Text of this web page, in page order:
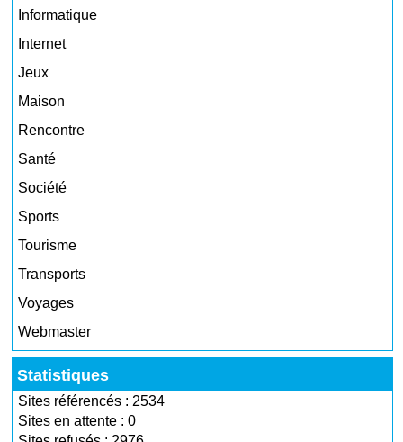
Informatique
Internet
Jeux
Maison
Rencontre
Santé
Société
Sports
Tourisme
Transports
Voyages
Webmaster
Statistiques
Sites référencés : 2534
Sites en attente : 0